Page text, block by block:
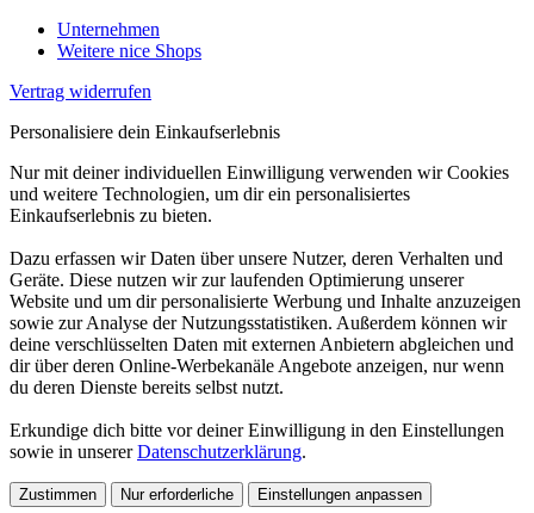
Unternehmen
Weitere nice Shops
Vertrag widerrufen
Personalisiere dein Einkaufserlebnis
Nur mit deiner individuellen Einwilligung verwenden wir Cookies
und weitere Technologien, um dir ein personalisiertes
Einkaufserlebnis zu bieten.
Dazu erfassen wir Daten über unsere Nutzer, deren Verhalten und
Geräte. Diese nutzen wir zur laufenden Optimierung unserer
Website und um dir personalisierte Werbung und Inhalte anzuzeigen
sowie zur Analyse der Nutzungsstatistiken. Außerdem können wir
deine verschlüsselten Daten mit externen Anbietern abgleichen und
dir über deren Online-Werbekanäle Angebote anzeigen, nur wenn
du deren Dienste bereits selbst nutzt.
Erkundige dich bitte vor deiner Einwilligung in den Einstellungen
sowie in unsererDatenschutzerklärung.
Zustimmen Nur erforderliche Einstellungen anpassen